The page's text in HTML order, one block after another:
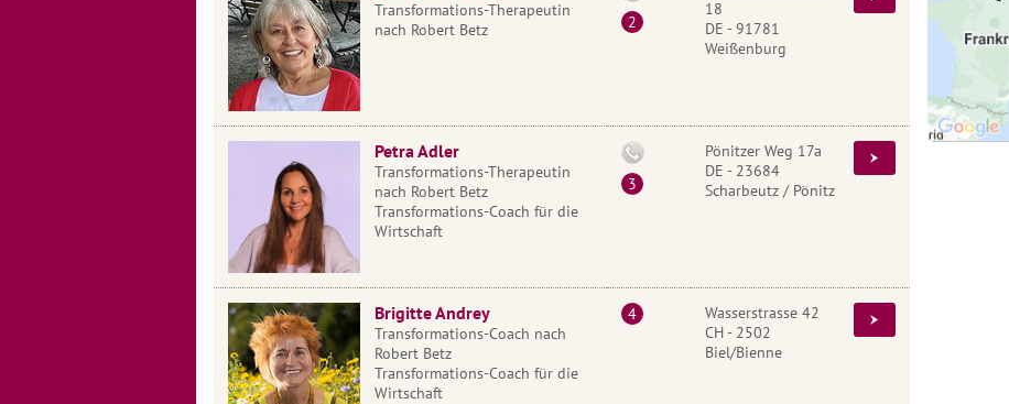
Transformations-Therapeutin
nach Robert Betz
18
DE - 91781
Weißenburg
Petra Adler
Transformations-Therapeutin
nach Robert Betz
Transformations-Coach für die
Wirtschaft
Pönitzer Weg 17a
DE - 23684
Scharbeutz / Pönitz
Brigitte Andrey
Transformations-Coach nach
Robert Betz
Transformations-Coach für die
Wirtschaft
Wasserstrasse 42
CH - 2502
Biel/Bienne